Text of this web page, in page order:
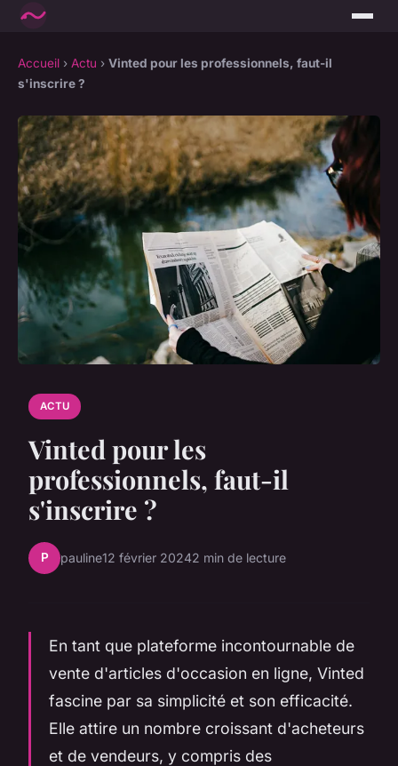
Accueil › Actu › Vinted pour les professionnels, faut-il
s'inscrire ?
ACTU
Vinted pour les
professionnels, faut-il
s'inscrire ?
P pauline12 février 20242 min de lecture
En tant que plateforme incontournable de
vente d'articles d'occasion en ligne, Vinted
fascine par sa simplicité et son efficacité.
Elle attire un nombre croissant d'acheteurs
et de vendeurs, y compris des